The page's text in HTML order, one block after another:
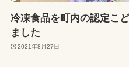
冷凍食品を町内の認定こ
ました
2021年8月27日